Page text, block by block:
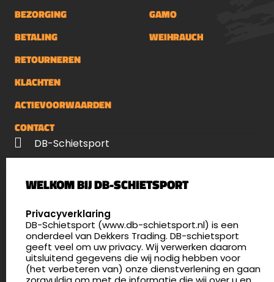
BEZORGING
BETALING
RETOURNEREN
KLACHTEN
ACTIEVOORWAARDEN
CONTACT
GAMO
WEIHRAUCH
DB-Schietsport
5411 LX Zeeland
4.8
172 beoordelingen
info@db-schietsport.nl
Openingstijden
WELKOM BIJ DB-SCHIETSPORT
SELECT LANGUAGE
Privacyverklaring
DB-Schietsport (www.db-schietsport.nl) is een
onderdeel van Dekkers Trading. DB-schietsport
geeft veel om uw privacy. Wij verwerken daarom
uitsluitend gegevens die wij nodig hebben voor
(het verbeteren van) onze dienstverlening en gaan